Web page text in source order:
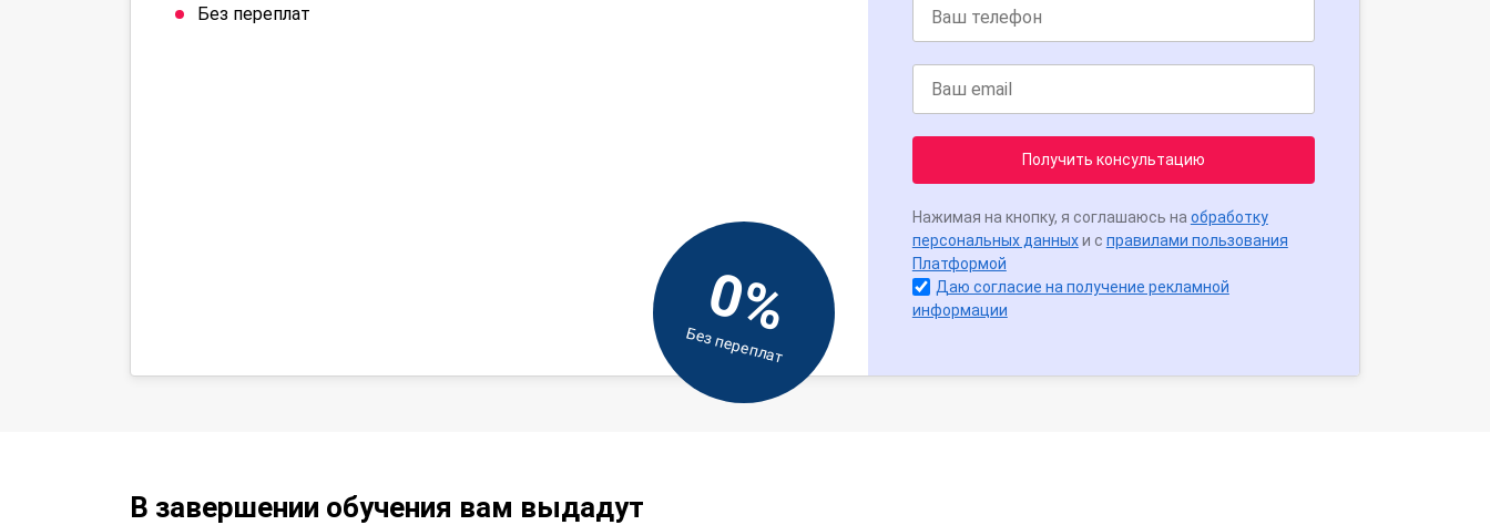
Без переплат
0%
Без переплат
Получить консультацию
Нажимая на кнопку, я соглашаюсь на обработку
персональных данныхи с правилами пользования
Платформой
Даю согласие на получение рекламной
информации
В завершении обучения вам выдадут